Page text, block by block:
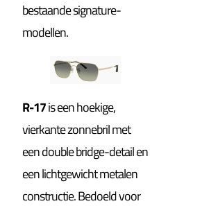
bestaande signature-
modellen.
R-17is een hoekige,
vierkante zonnebril met
een double bridge-detail en
een lichtgewicht metalen
constructie. Bedoeld voor